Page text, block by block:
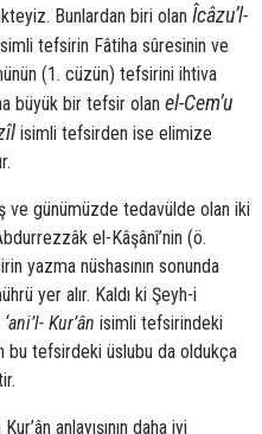
Bunlardan biri olan Îcâzu’l-
tefsirin Fâtiha sûresinin ve
(1. cüzün) tefsirini ihtiva
büyük bir tefsir olan el-Cem’u
isimli tefsirden ise elimize
ve günümüzde tedavülde olan iki
el-Kâşânî’nin (ö.
yazma nüshasının sonunda
yer alır. Kaldı ki Şeyh-i
Kur’ân isimli tefsirindeki
bu tefsirdeki üslubu da oldukça
anlayışının daha iyi